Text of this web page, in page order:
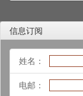
信息订阅
姓名：
电邮：